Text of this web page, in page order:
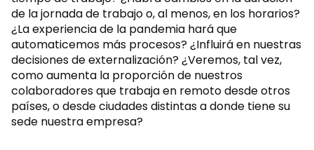
de la jornada de trabajo o, al menos, en los horarios?
¿La experiencia de la pandemia hará que
automaticemos más procesos? ¿Influirá en nuestras
decisiones de externalización? ¿Veremos, tal vez,
como aumenta la proporción de nuestros
colaboradores que trabaja en remoto desde otros
países, o desde ciudades distintas a donde tiene su
sede nuestra empresa?